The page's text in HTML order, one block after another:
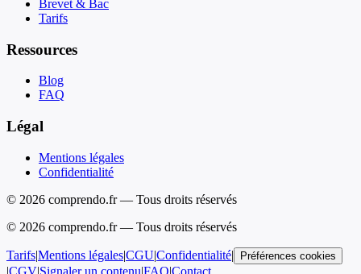
Brevet & Bac
Tarifs
Ressources
Blog
FAQ
Légal
Mentions légales
Confidentialité
© 2026 comprendo.fr — Tous droits réservés
© 2026 comprendo.fr — Tous droits réservés
Tarifs|Mentions légales|CGU|Confidentialité| Préférences cookies
|CGV|Signaler un contenu|FAQ|Contact